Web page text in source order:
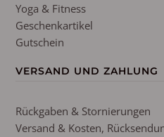
Yoga & Fitness
Geschenkartikel
Gutschein
VERSAND UND ZAHLUNG
Rückgaben & Stornierungen
Versand & Kosten,